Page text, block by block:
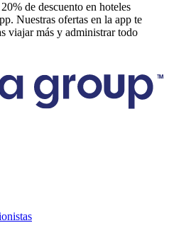
de descuento en hoteles
Nuestras ofertas en la app te
viajar más y administrar todo